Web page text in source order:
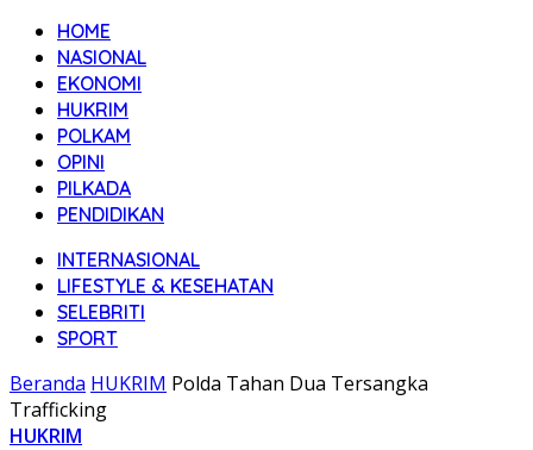
HOME
NASIONAL
EKONOMI
HUKRIM
POLKAM
OPINI
PILKADA
PENDIDIKAN
INTERNASIONAL
LIFESTYLE & KESEHATAN
SELEBRITI
SPORT
Beranda HUKRIM Polda Tahan Dua Tersangka
Trafficking
HUKRIM